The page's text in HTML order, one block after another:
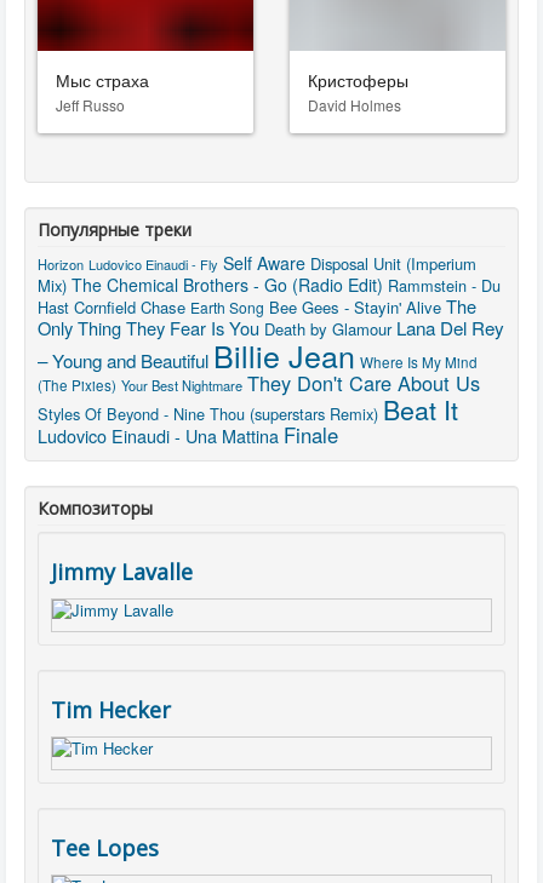
Мыс страха
Jeff Russo
Кристоферы
David Holmes
Популярные треки
Horizon Ludovico Einaudi - Fly Self Aware Disposal Unit (Imperium
Mix) The Chemical Brothers - Go (Radio Edit) Rammstein - Du
Hast Cornfield Chase Earth Song Bee Gees - Stayin' Alive The
Only Thing They Fear Is You Death by Glamour Lana Del Rey
– Young and Beautiful Billie Jean Where Is My Mind
(The Pixies) Your Best Nightmare They Don't Care About Us
Styles Of Beyond - Nine Thou (superstars Remix) Beat It
Ludovico Einaudi - Una Mattina Finale
Композиторы
Jimmy Lavalle
Tim Hecker
Tee Lopes